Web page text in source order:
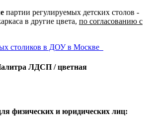
партии регулируемых детских столов -
в другие цвета, по согласованию с
ЛДСП / цветная
физических и юридических лиц: